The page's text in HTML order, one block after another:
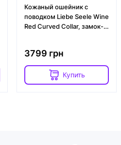
Кожаный ошейник с
поводком Liebe Seele Wine
Red Curved Collar, замок-
3799 грн
Купить